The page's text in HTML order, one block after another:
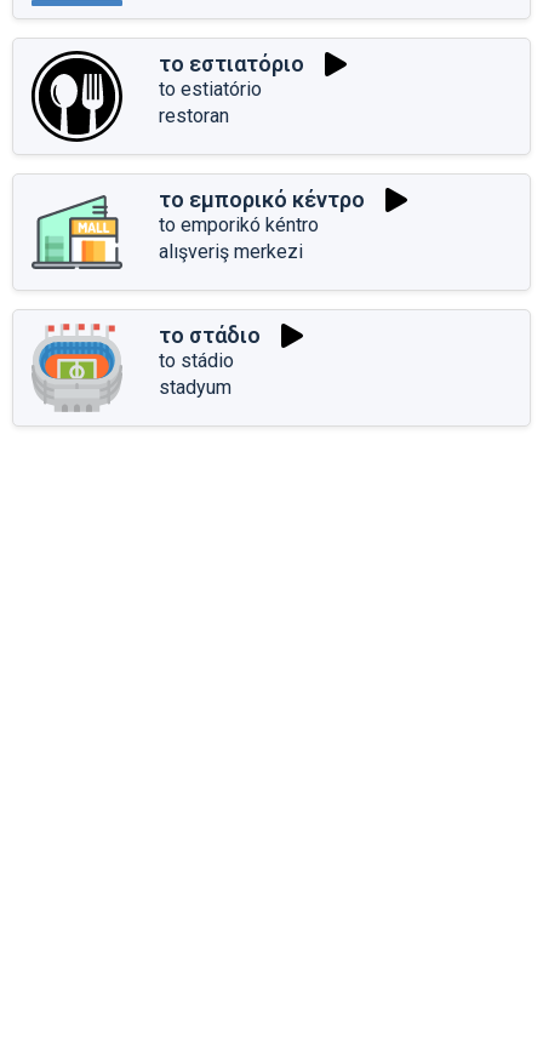
το εστιατόριο
to estiatório
restoran
το εμπορικό κέντρο
to emporikó kéntro
alışveriş merkezi
το στάδιο
to stádio
stadyum